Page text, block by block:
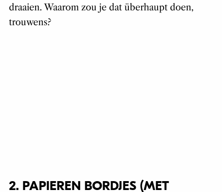
draaien. Waarom zou je dat überhaupt doen,
trouwens?
2. PAPIEREN BORDJES (MET